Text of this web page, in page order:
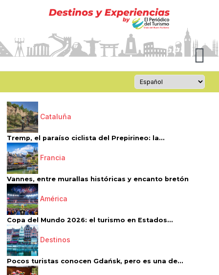
Cataluña
Tremp, el paraíso ciclista del Prepirineo: la...
Francia
Vannes, entre murallas históricas y encanto bretón
América
Copa del Mundo 2026: el turismo en Estados...
Destinos
Pocos turistas conocen Gdańsk, pero es una de...